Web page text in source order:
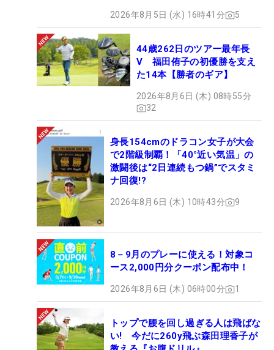
2026年8月5日 (水) 16時41分 5
44歳262日のツアー最年長
V 福田侑子の初優勝を支え
た14本【勝者のギア】
2026年8月6日 (木) 08時55分
32
身長154cmのドラコン女子が大会
で2階級制覇！「40°近い気温」の
激闘後は“2日連続もつ鍋”でスタミ
ナ回復!?
2026年8月6日 (木) 10時43分 9
8－9月のプレーに使える！対象コ
ース2,000円分クーポン配布中！
2026年8月6日 (木) 06時00分 1
トップで腰を回し過ぎる人は飛ばな
い! 今だに260y飛ぶ森田理香子が